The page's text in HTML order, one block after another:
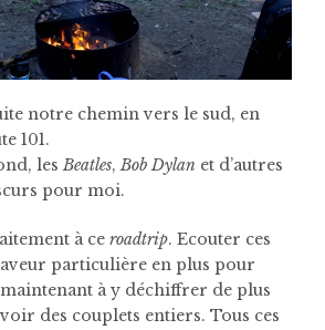
notre chemin vers le sud, en
101.
lesBeatles,Bob Dylan et d’autres
pour moi.
à ce roadtrip. Ecouter ces
particulière en plus pour
à y déchiffrer de plus
des couplets entiers. Tous ces